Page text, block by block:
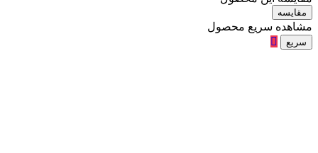
مقایسه
مشاهده سریع محصول
سریع